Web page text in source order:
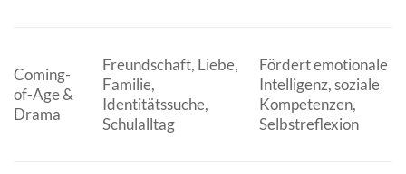
Coming-
of-Age &
Drama
Freundschaft, Liebe,
Familie,
Identitätssuche,
Schulalltag
Fördert emotionale
Intelligenz, soziale
Kompetenzen,
Selbstreflexion